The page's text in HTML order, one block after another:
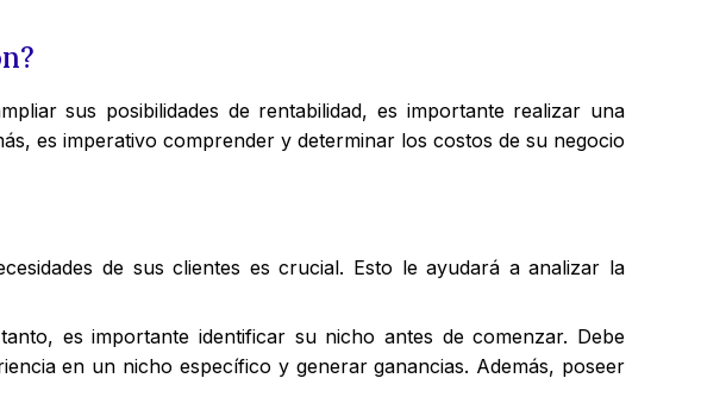
sus posibilidades de rentabilidad, es importante realizar una
es imperativo comprender y determinar los costos de su negocio
de sus clientes es crucial. Esto le ayudará a analizar la
es importante identificar su nicho antes de comenzar. Debe
en un nicho específico y generar ganancias. Además, poseer